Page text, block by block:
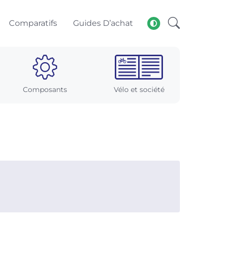
Comparatifs Guides D’achat
Composants Vélo et société